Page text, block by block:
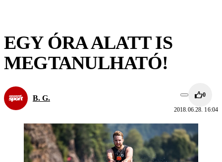
EGY ÓRA ALATT IS
MEGTANULHATÓ!
B. G. 0
2018.06.28. 16:04